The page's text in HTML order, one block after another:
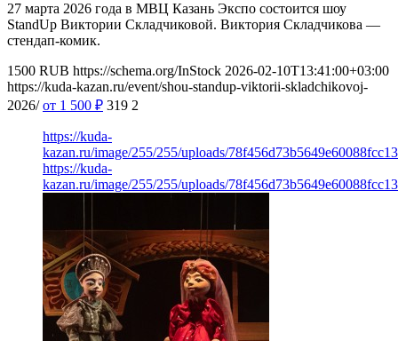
27 марта 2026 года в МВЦ Казань Экспо состоится шоу
StandUp Виктории Складчиковой. Виктория Складчикова —
стендап-комик.
1500 RUB https://schema.org/InStock 2026-02-10T13:41:00+03:00
https://kuda-kazan.ru/event/shou-standup-viktorii-skladchikovoj-
2026/ от 1 500 ₽ 319 2
https://kuda-
kazan.ru/image/255/255/uploads/
https://kuda-
kazan.ru/image/255/255/uploads/